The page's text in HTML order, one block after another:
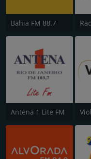
Bahia FM 88.7
Antena 1 Lite FM